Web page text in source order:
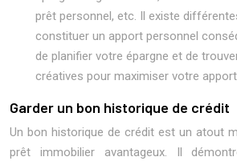
prêt personnel, etc. Il existe
constituer un apport personnel
de planifier votre épargne et de
créatives pour maximiser votre
Garder un bon historique de crédit
Un bon historique de crédit est un atout
prêt immobilier avantageux. Il